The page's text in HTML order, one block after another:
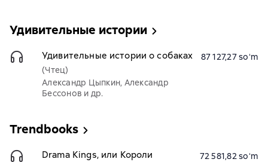
Удивительные истории
Удивительные истории о собаках
(Чтец)
Александр Цыпкин, Александр
Бессонов и др.
87 127,27 soʻm
Trendbooks
Drama Kings, или Короли
72 581,82 soʻm